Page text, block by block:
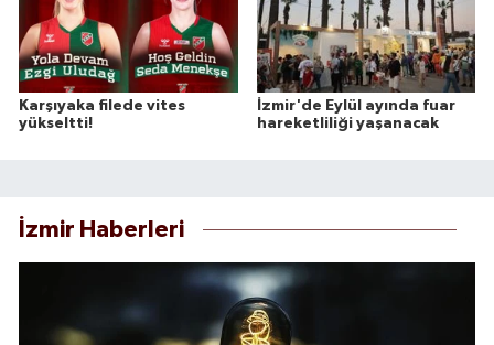
Karşıyaka filede vites
yükseltti!
İzmir'de Eylül ayında fuar
hareketliliği yaşanacak
İzmir Haberleri